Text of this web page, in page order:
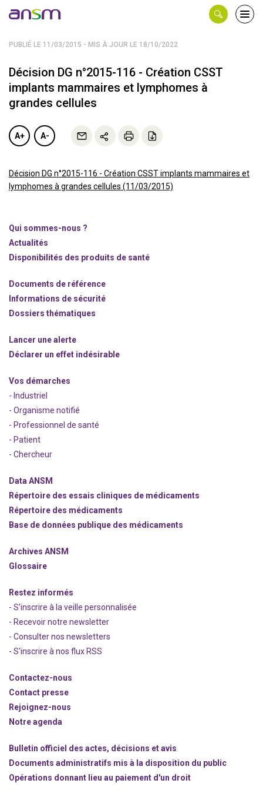
PUBLIÉ LE 11/03/2015 - MIS À JOUR LE 18/10/2022
Décision DG n°2015-116 - Création CSST
implants mammaires et lymphomes à
grandes cellules
A+ A-
Décision DG n°2015-116 - Création CSST implants mammaires et
lymphomes à grandes cellules (11/03/2015)
Qui sommes-nous ?
Actualités
Disponibilités des produits de santé
Documents de référence
Informations de sécurité
Dossiers thématiques
Lancer une alerte
Déclarer un effet indésirable
Vos démarches
- Industriel
- Organisme notifié
- Professionnel de santé
- Patient
- Chercheur
Data ANSM
Répertoire des essais cliniques de médicaments
Répertoire des médicaments
Base de données publique des médicaments
Archives ANSM
Glossaire
Restez informés
- S'inscrire à la veille personnalisée
- Recevoir notre newsletter
- Consulter nos newsletters
- S'inscrire à nos flux RSS
Contactez-nous
Contact presse
Rejoignez-nous
Notre agenda
Bulletin officiel des actes, décisions et avis
Documents administratifs mis à la disposition du public
Opérations donnant lieu au paiement d'un droit